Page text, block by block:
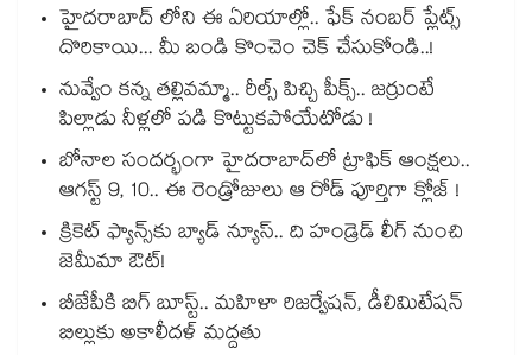
హైదరాబాద్ లోని ఈ ఏరియాల్లో.. ఫేక్ నంబర్ ప్లేట్స్
దొరికాయి... మీ బండి కొంచెం చెక్ చేసుకోండి..!
నువ్వేం కన్న తల్లివమ్మా.. రీల్స్ పిచ్చి పీక్స్.. జర్రుంటే
పిల్లాడు నీళ్లలో పడి కొట్టుకపోయేటోడు !
బోనాల సందర్భంగా హైదరాబాద్‌లో ట్రాఫిక్ ఆంక్షలు..
ఆగస్ట్ 9, 10.. ఈ రెండ్రోజులు ఆ రోడ్ పూర్తిగా క్లోజ్ !
క్రికెట్ ఫ్యాన్స్‌కు బ్యాడ్ న్యూస్.. ది హండ్రెడ్ లీగ్ నుంచి
జెమీమా ఔట్!
బీజేపీకి బిగ్ బూస్ట్.. మహిళా రిజర్వేషన్, డీలిమిటేషన్
బిల్లుకు అకాలీదళ్ మద్దతు